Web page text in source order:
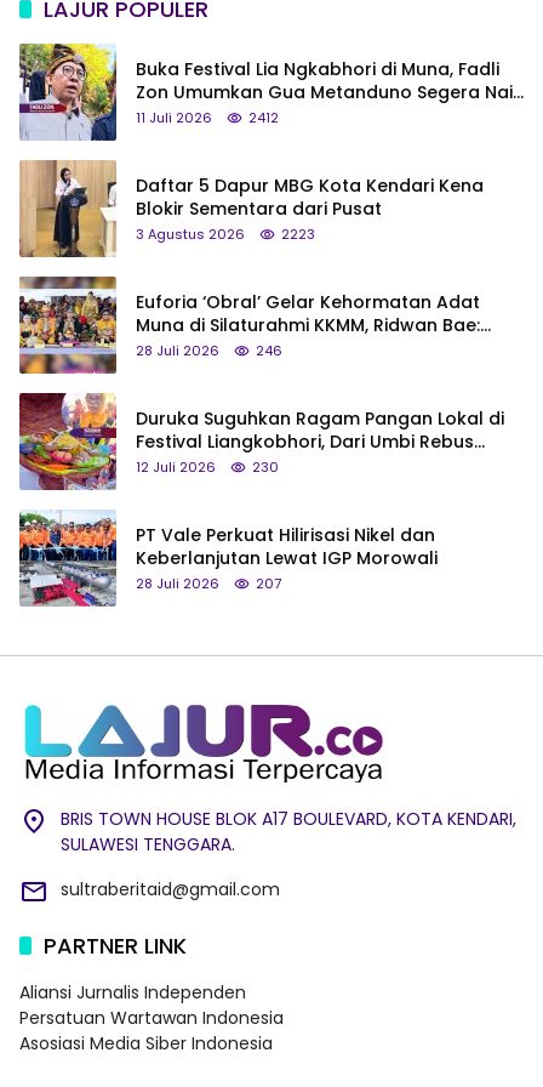
LAJUR POPULER
Buka Festival Lia Ngkabhori di Muna, Fadli
Zon Umumkan Gua Metanduno Segera Naik
Status Jadi Cagar Budaya Nasional
11 Juli 2026 2412
Daftar 5 Dapur MBG Kota Kendari Kena
Blokir Sementara dari Pusat
3 Agustus 2026 2223
Euforia ‘Obral’ Gelar Kehormatan Adat
Muna di Silaturahmi KKMM, Ridwan Bae:
Saya Bukan Tipe Begitu, Belum Pantas!
28 Juli 2026 246
Duruka Suguhkan Ragam Pangan Lokal di
Festival Liangkobhori, Dari Umbi Rebus
hingga Tumpeng Beras Muna
12 Juli 2026 230
PT Vale Perkuat Hilirisasi Nikel dan
Keberlanjutan Lewat IGP Morowali
28 Juli 2026 207
BRIS TOWN HOUSE BLOK A17 BOULEVARD, KOTA KENDARI,
SULAWESI TENGGARA.
sultraberitaid@gmail.com
PARTNER LINK
Aliansi Jurnalis Independen
Persatuan Wartawan Indonesia
Asosiasi Media Siber Indonesia